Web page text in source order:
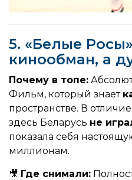
5. «Белые
кинообман, а
Почему в топе:
Фильм, который знает
пространстве. В
здесь Беларусь не
показала себя
миллионам.
🎥 Где снимали: